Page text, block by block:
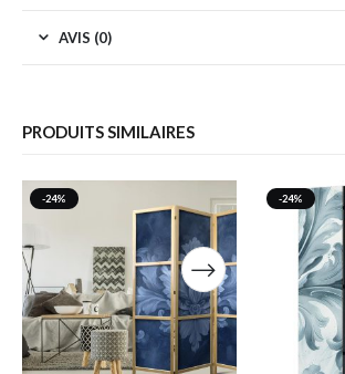
AVIS (0)
PRODUITS SIMILAIRES
-24% -24%